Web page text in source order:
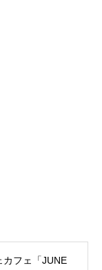
カフェ「JUNE